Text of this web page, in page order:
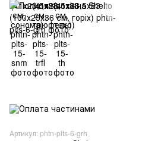
Артикул: phtn-plts-6-grh